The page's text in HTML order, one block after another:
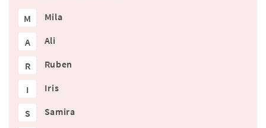
M Mila
A Ali
R Ruben
I Iris
S Samira